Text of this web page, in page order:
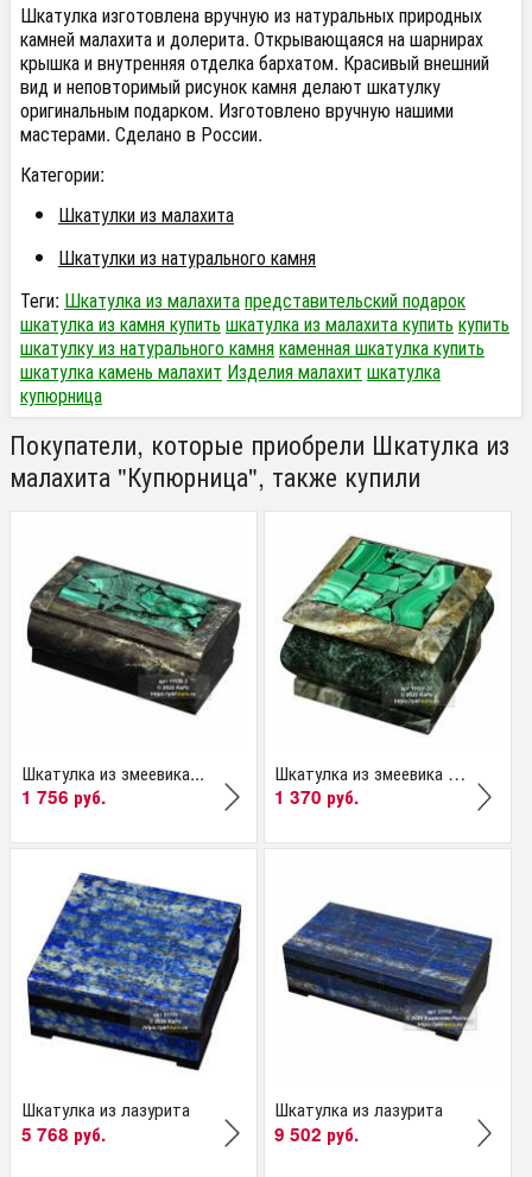
Шкатулка изготовлена вручную из натуральных природных
камней малахита и долерита. Открывающаяся на шарнирах
крышка и внутренняя отделка бархатом. Красивый внешний
вид и неповторимый рисунок камня делают шкатулку
оригинальным подарком. Изготовлено вручную нашими
мастерами. Сделано в России.
Категории:
Шкатулки из малахита
Шкатулки из натурального камня
Теги: Шкатулка из малахитапредставительский подарок
шкатулка из камня купить шкатулка из малахита купить купить
шкатулку из натурального камнякаменная шкатулка купить
шкатулка камень малахит Изделия малахит шкатулка
купюрница
Покупатели, которые приобрели Шкатулка из
малахита "Купюрница", также купили
Шкатулка из змеевика...
1 756 руб.
Шкатулка из змеевика и...
1 370 руб.
Шкатулка из лазурита
5 768 руб.
Шкатулка из лазурита
9 502 руб.